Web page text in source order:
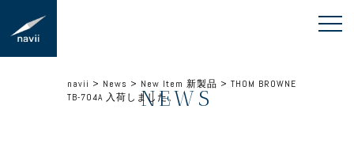
navii > News > New Item 新製品 >THOM BROWNE
TB-704A 入荷しました。
NEWS